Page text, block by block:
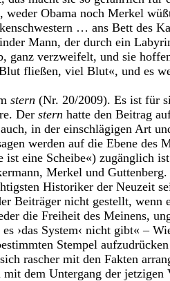
Obama noch Merkel
… ans Bett des
Mann, der durch ein
ganz verzweifelt, und sie
fließen, viel Blut«, und es
stern (Nr. 20/2009). Es ist für
Der stern hatte den Beitrag
in der einschlägigen Art
werden auf die Ebene des
eine Scheibe«) zugänglich
Merkel und Guttenberg.
Historiker der Neuzeit
Beiträger nicht gestellt, wenn
die Freiheit des Meinens,
es ›das System‹ nicht gibt« –
Stempel
rascher mit den Fakten
dem Untergang der jetzigen